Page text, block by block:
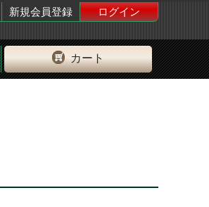
新規会員登録
ログイン
カート